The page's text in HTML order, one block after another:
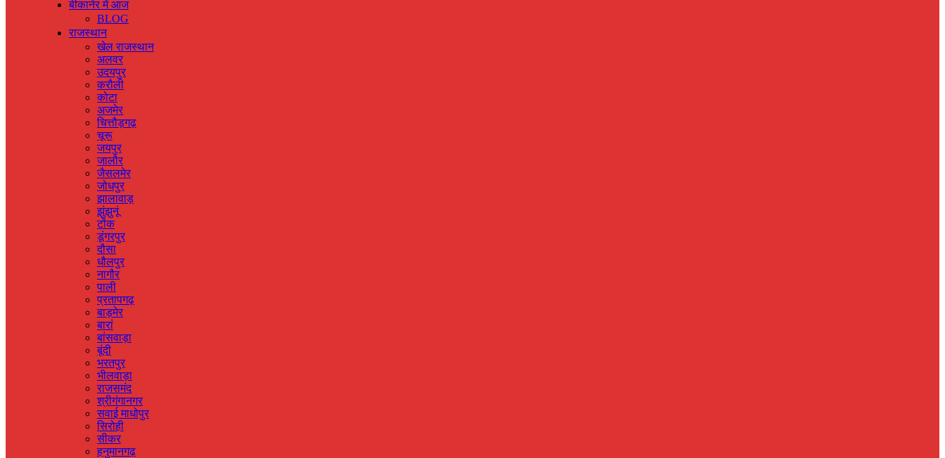
बीकानेर में आज
BLOG
राजस्‍थान
खेल राजस्‍थान
अलवर
उदयपुर
करौली
कोटा
अजमेर
चित्तौड़गढ़
चूरू
जयपुर
जालौर
जैसलमेर
जोधपुर
झालावाड़
झुंझुनूं
टोंक
डूंगरपुर
दौसा
धौलपुर
नागौर
पाली
प्रतापगढ़
बाड़मेर
बारां
बांसवाड़ा
बूंदी
भरतपुर
भीलवाड़ा
राजसमंद
श्रीगंगानगर
सवाई माधोपुर
सिरोही
सीकर
हनुमानगढ़